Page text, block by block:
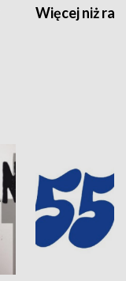
Więcej niż rajd